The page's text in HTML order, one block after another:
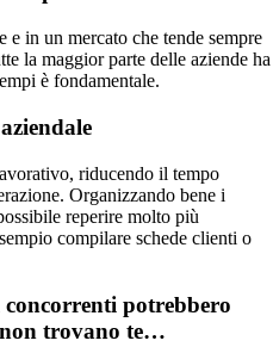
in un mercato che tende sempre
la maggior parte delle aziende ha
è fondamentale.
riducendo il tempo
Organizzando bene i
reperire molto più
compilare schede clienti o
concorrenti potrebbero
trovano te…